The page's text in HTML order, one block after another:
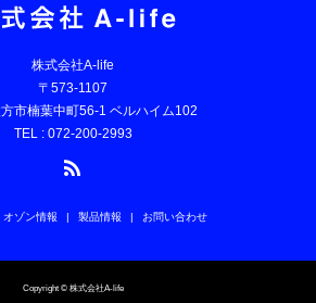
株式会社A-life
〒573-1107
市楠葉中町56-1 ベルハイム102
TEL : 072-200-2993
オゾン情報 製品情報 お問い合わせ
Copyright © 株式会社A-life